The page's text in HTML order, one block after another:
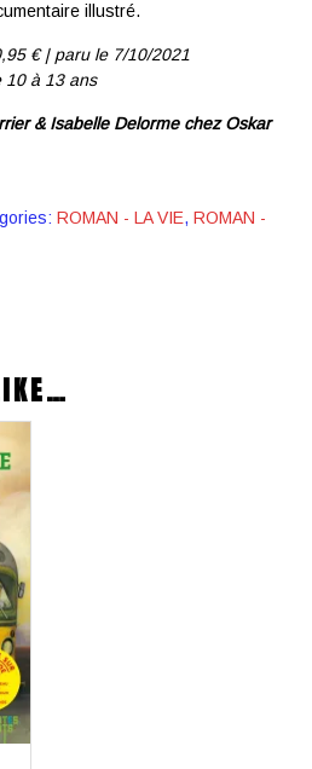
illustré.
,95 € | paru le 7/10/2021
10 à 13 ans
& Isabelle Delorme chez Oskar
ROMAN - LA VIE, ROMAN -